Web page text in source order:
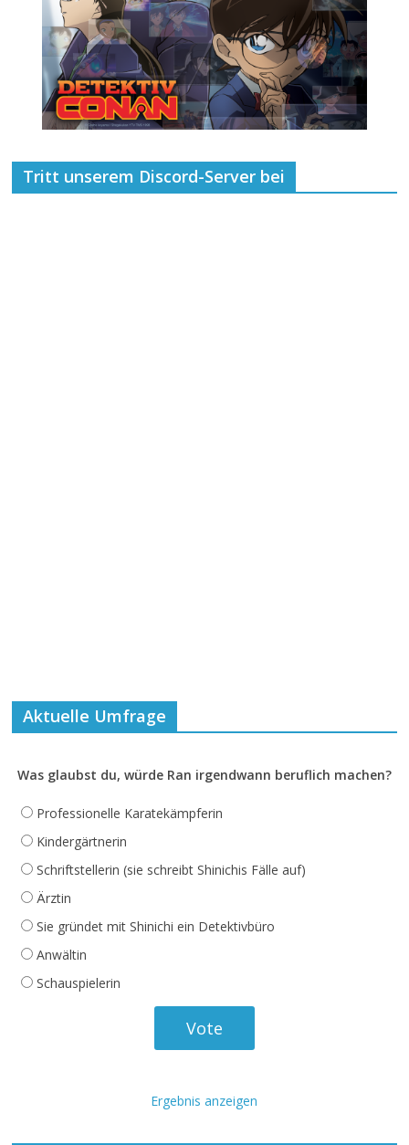
Tritt unserem Discord-Server bei
Aktuelle Umfrage
Was glaubst du, würde Ran irgendwann beruflich machen?
Professionelle Karatekämpferin
Kindergärtnerin
Schriftstellerin (sie schreibt Shinichis Fälle auf)
Ärztin
Sie gründet mit Shinichi ein Detektivbüro
Anwältin
Schauspielerin
Ergebnis anzeigen